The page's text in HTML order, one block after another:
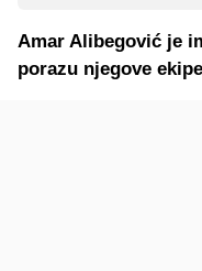
Amar Alibegović je
porazu njegove